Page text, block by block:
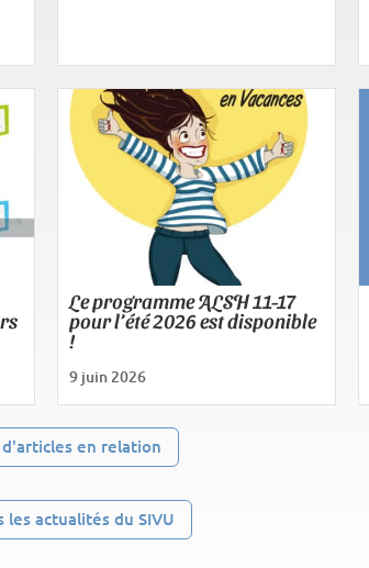
Le programme ALSH 11-17
pour l’été 2026 est disponible
!
9 juin 2026
en relation
les actualités du SIVU